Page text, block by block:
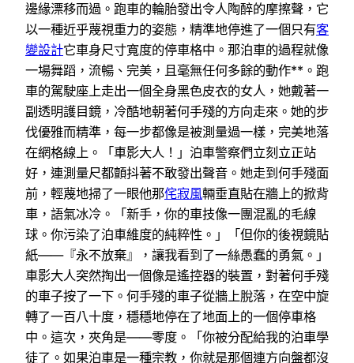
邊緣漂移而過。跑車的輪胎發出令人陶醉的摩擦聲，它
以一種近乎蔑視重力的姿態，精準地停進了一個只有客
變設計它車身尺寸寬度的停車格中。那泊車的過程就像
一場舞蹈，流暢、完美，且毫無任何多餘的動作**。跑
車的駕駛座上走出一個全身黑色皮衣的女人，她戴著一
副透明護目鏡，冷酷地朝著何手殘的方向走來。她的步
伐優雅而精準，每一步都像是被測量過一樣，完美地落
在網格線上。「車影大人！」泊車警察們立刻立正站
好，連測量尺都顫抖著不敢發出聲音。她走到何手殘面
前，輕蔑地掃了一眼他那侘寂風輛垂直貼在牆上的掀背
車，語氣冰冷。「新手，你的車技像一團混亂的毛線
球。你污染了泊車維度的純粹性。」「但你的後視鏡貼
紙——『永不放棄』，讓我看到了一絲愚蠢的勇氣。」
車影大人突然掏出一個像是遙控器的裝置，對著何手殘
的車子按了一下。何手殘的車子從牆上脫落，在空中旋
轉了一百八十度，穩穩地停在了地面上的一個停車格
中。這次，夾角是——零度。「你被分配給我的泊車學
徒了。如果泊車是一種宗教，你就是那個連方向盤都沒